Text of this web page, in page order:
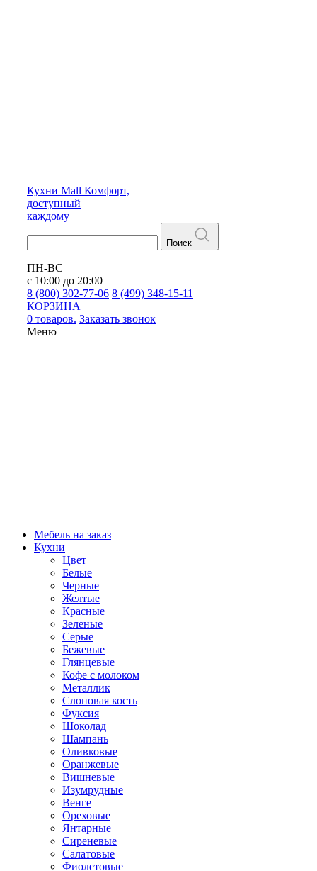
Кухни Mall Комфорт,
доступный
каждому
Поиск
ПН-ВС
с 10:00 до 20:00
8 (800) 302-77-06 8 (499) 348-15-11
КОРЗИНА
0 товаров. Заказать звонок
Меню
Мебель на заказ
Кухни
Цвет
Белые
Черные
Желтые
Красные
Зеленые
Серые
Бежевые
Глянцевые
Кофе с молоком
Металлик
Слоновая кость
Фуксия
Шоколад
Шампань
Оливковые
Оранжевые
Вишневые
Изумрудные
Венге
Ореховые
Янтарные
Сиреневые
Салатовые
Фиолетовые